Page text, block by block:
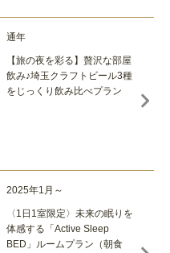
通年
【旅の夜を彩る】贅沢な部屋
飲み♪埼玉クラフトビール3種
をじっくり飲み比べプラン
2025年1月～
〈1日1室限定〉未来の眠りを
体感する「Active Sleep
BED」ルームプラン（朝食